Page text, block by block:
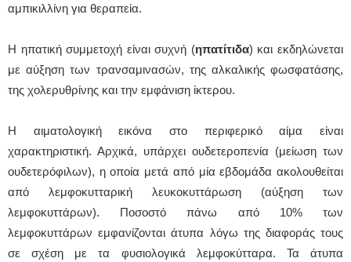
αμπικιλλίνη για θεραπεία.
Η ηπατική συμμετοχή είναι συχνή (ηπατίτιδα) και εκδηλώνεται
με αύξηση των τρανσαμινασών, της αλκαλικής φωσφατάσης,
της χολερυθρίνης και την εμφάνιση ίκτερου.
Η αιματολογική εικόνα στο περιφερικό αίμα είναι
χαρακτηριστική. Αρχικά, υπάρχει ουδετεροπενία (μείωση των
ουδετερόφιλων), η οποία μετά από μία εβδομάδα ακολουθείται
από λεμφοκυτταρική λευκοκυττάρωση (αύξηση των
λεμφοκυττάρων). Ποσοστό πάνω από 10% των
λεμφοκυττάρων εμφανίζονται άτυπα λόγω της διαφοράς τους
σε σχέση με τα φυσιολογικά λεμφοκύτταρα. Τα άτυπα